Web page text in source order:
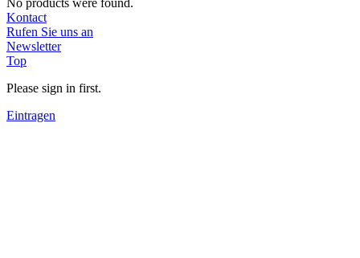
No products were found.
Kontact
Rufen Sie uns an
Newsletter
Top
Please sign in first.
Eintragen